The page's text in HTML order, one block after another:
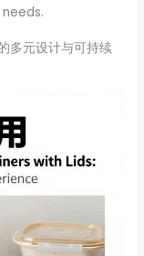
多元设计与可持续